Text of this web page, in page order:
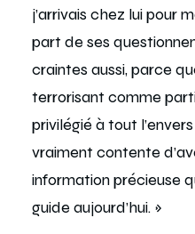
j’arrivais chez lui pour
part de ses
craintes aussi, parce
terrorisant comme
privilégié à tout
vraiment contente
information précieuse
guide aujourd’hui. »